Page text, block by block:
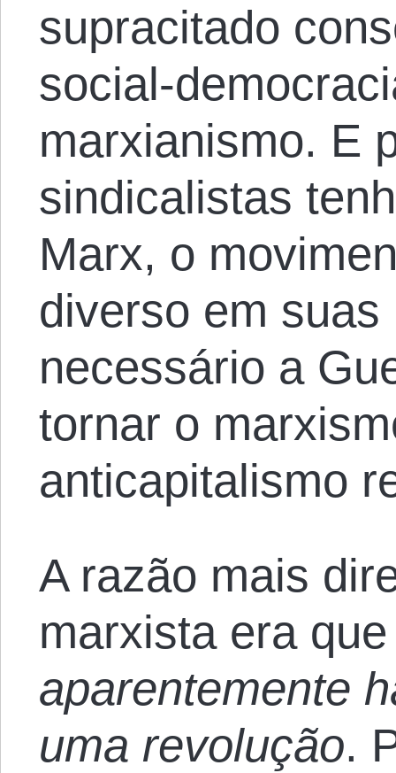
supracitado
social-
marxianismo. E
sindicalistas
Marx, o
diverso em
necessário a
tornar o
anticapitalismo
A razão mais
marxista era
aparentemente
uma revolução.